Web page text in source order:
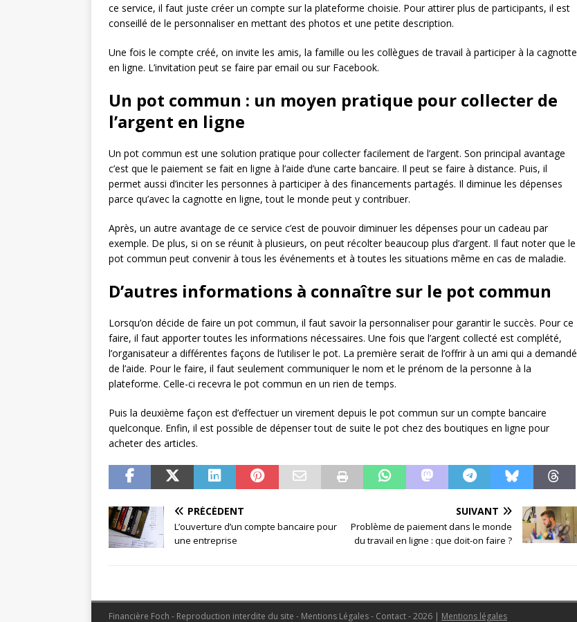
ce service, il faut juste créer un compte sur la plateforme choisie. Pour attirer plus de participants, il est
conseillé de le personnaliser en mettant des photos et une petite description.
Une fois le compte créé, on invite les amis, la famille ou les collègues de travail à participer à la cagnotte
en ligne. L’invitation peut se faire par email ou sur Facebook.
Un pot commun : un moyen pratique pour collecter de
l’argent en ligne
Un pot commun est une solution pratique pour collecter facilement de l’argent. Son principal avantage
c’est que le paiement se fait en ligne à l’aide d’une carte bancaire. Il peut se faire à distance. Puis, il
permet aussi d’inciter les personnes à participer à des financements partagés. Il diminue les dépenses
parce qu’avec la cagnotte en ligne, tout le monde peut y contribuer.
Après, un autre avantage de ce service c’est de pouvoir diminuer les dépenses pour un cadeau par
exemple. De plus, si on se réunit à plusieurs, on peut récolter beaucoup plus d’argent. Il faut noter que le
pot commun peut convenir à tous les événements et à toutes les situations même en cas de maladie.
D’autres informations à connaître sur le pot commun
Lorsqu’on décide de faire un pot commun, il faut savoir la personnaliser pour garantir le succès. Pour ce
faire, il faut apporter toutes les informations nécessaires. Une fois que l’argent collecté est complété,
l’organisateur a différentes façons de l’utiliser le pot. La première serait de l’offrir à un ami qui a demandé
de l’aide. Pour le faire, il faut seulement communiquer le nom et le prénom de la personne à la
plateforme. Celle-ci recevra le pot commun en un rien de temps.
Puis la deuxième façon est d’effectuer un virement depuis le pot commun sur un compte bancaire
quelconque. Enfin, il est possible de dépenser tout de suite le pot chez des boutiques en ligne pour
acheter des articles.
PRÉCÉDENT
L’ouverture d’un compte bancaire pour
une entreprise
SUIVANT
Problème de paiement dans le monde
du travail en ligne : que doit-on faire ?
Financière Foch - Reproduction interdite du site - Mentions Légales - Contact - 2026 | Mentions légales